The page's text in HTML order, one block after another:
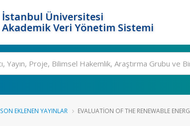
İstanbul Üniversitesi
Akademik Veri Yönetim Sistemi
SON EKLENEN YAYINLAR EVALUATION OF THE RENEWABLE